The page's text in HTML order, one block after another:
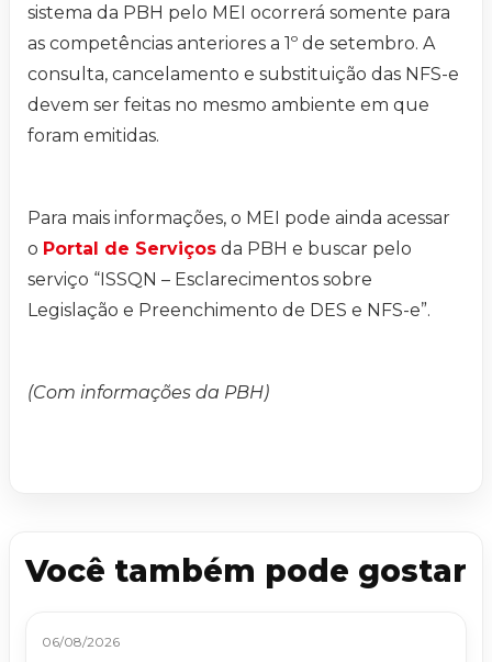
sistema da PBH pelo MEI ocorrerá somente para
as competências anteriores a 1º de setembro. A
consulta, cancelamento e substituição das NFS-e
devem ser feitas no mesmo ambiente em que
foram emitidas.
Para mais informações, o MEI pode ainda acessar
o Portal de Serviços da PBH e buscar pelo
serviço “ISSQN – Esclarecimentos sobre
Legislação e Preenchimento de DES e NFS-e”.
(Com informações da PBH)
Você também pode gostar
06/08/2026